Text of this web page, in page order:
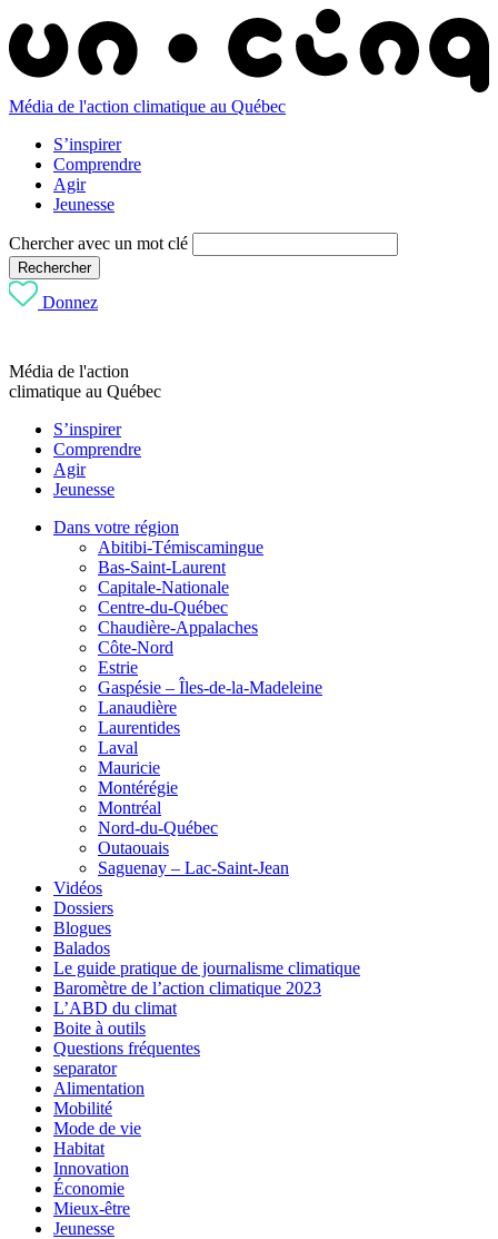
Média de l'action climatique au Québec
S’inspirer
Comprendre
Agir
Jeunesse
Chercher avec un mot clé
Rechercher
Donnez
Média de l'action
climatique au Québec
S’inspirer
Comprendre
Agir
Jeunesse
Dans votre région
Abitibi-Témiscamingue
Bas-Saint-Laurent
Capitale-Nationale
Centre-du-Québec
Chaudière-Appalaches
Côte-Nord
Estrie
Gaspésie – Îles-de-la-Madeleine
Lanaudière
Laurentides
Laval
Mauricie
Montérégie
Montréal
Nord-du-Québec
Outaouais
Saguenay – Lac-Saint-Jean
Vidéos
Dossiers
Blogues
Balados
Le guide pratique de journalisme climatique
Baromètre de l’action climatique 2023
L’ABD du climat
Boite à outils
Questions fréquentes
separator
Alimentation
Mobilité
Mode de vie
Habitat
Innovation
Économie
Mieux-être
Jeunesse